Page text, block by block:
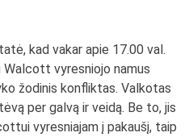
kad vakar apie 17.00 val.
vyresniojo namus
žodinis konfliktas. Valkotas
per galvą ir veidą. Be to, jis
vyresniajam į pakaušį, taip